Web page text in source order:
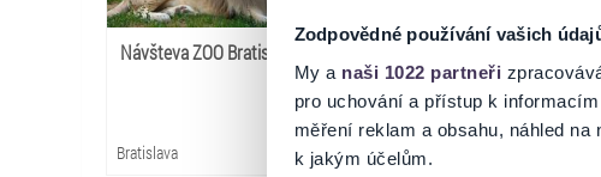
Zodpovědné používání vašich
My a naši 1022 partneři
pro uchování a přístup k
měření reklam a obsahu, náhled
k jakým účelům.
Návšteva ZOO Bratislava
Bratislava
Letná výzva Slovan+
Bratislava